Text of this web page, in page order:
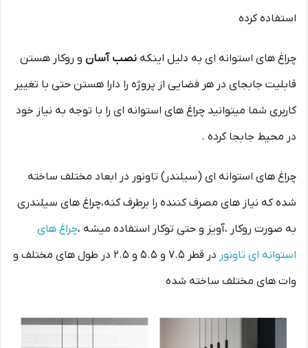
استفاده کرده
چراغ های استوانه ای به دلیل اینکه نصب آسان و روکار هستن
قابلیت جابجای در هر فضایی از پروژه را دارا هستن حتی با تغییر
کاربری شما میتوانید چراغ های استوانه ای را با توجه به نیاز خود
در محیط جابجا کرده .
چراغ های استوانه ای (سیلندر) تاونور در ابعاد مختلف ساخته
شده که نیاز های مصرف کننده را برطرف کنه،چراغ های سیلندری
به صورت روکار ،آویز و حتی توکار استفاده میشه ،چراغ های
استوانه ای تاونور
در قطر 7.5 و 5.5 و 2.5 در طول های مختلف و
وات های مختلف ساخته شده